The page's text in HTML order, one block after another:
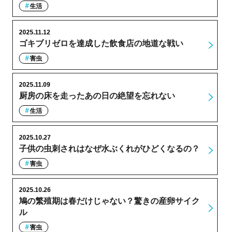
生活
ゴキブリゼロを達成した飲食店の地道な戦い
2025.11.12
害虫
厨房の床を走ったあの日の絶望を忘れない
2025.11.09
生活
子供の虫刺されはなぜ水ぶくれがひどくなるの？
2025.10.27
害虫
鳩の繁殖期は春だけじゃない？驚きの産卵サイク
ル
2025.10.26
害虫